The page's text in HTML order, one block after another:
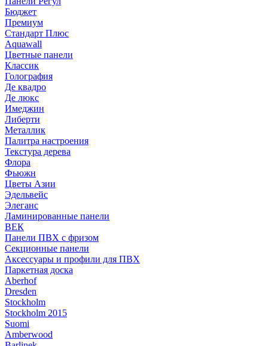
Бюджет
Премиум
Стандарт Плюс
Aquawall
Цветные панели
Классик
Голография
Де квадро
Де люкс
Имеджин
Либерти
Металлик
Палитра настроения
Текстура дерева
Флора
Фьюжн
Цветы Азии
Эдельвейс
Элеганс
Ламинированные панели
ВЕК
Панели ПВХ с фризом
Секционные панели
Аксессуары и профили для ПВХ
Паркетная доска
Aberhof
Dresden
Stockholm
Stockholm 2015
Suomi
Amberwood